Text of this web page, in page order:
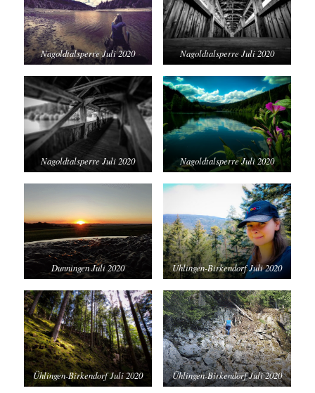
Nagoldtalsperre Juli 2020 Nagoldtalsperre Juli 2020
Nagoldtalsperre Juli 2020 Nagoldtalsperre Juli 2020
Dunningen Juli 2020 Ühlingen-Birkendorf Juli 2020
Ühlingen-Birkendorf Juli 2020 Ühlingen-Birkendorf Juli 2020